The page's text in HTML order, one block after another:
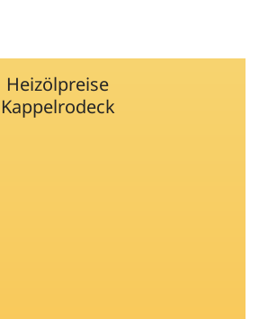
Heizölpreise
Kappelrodeck